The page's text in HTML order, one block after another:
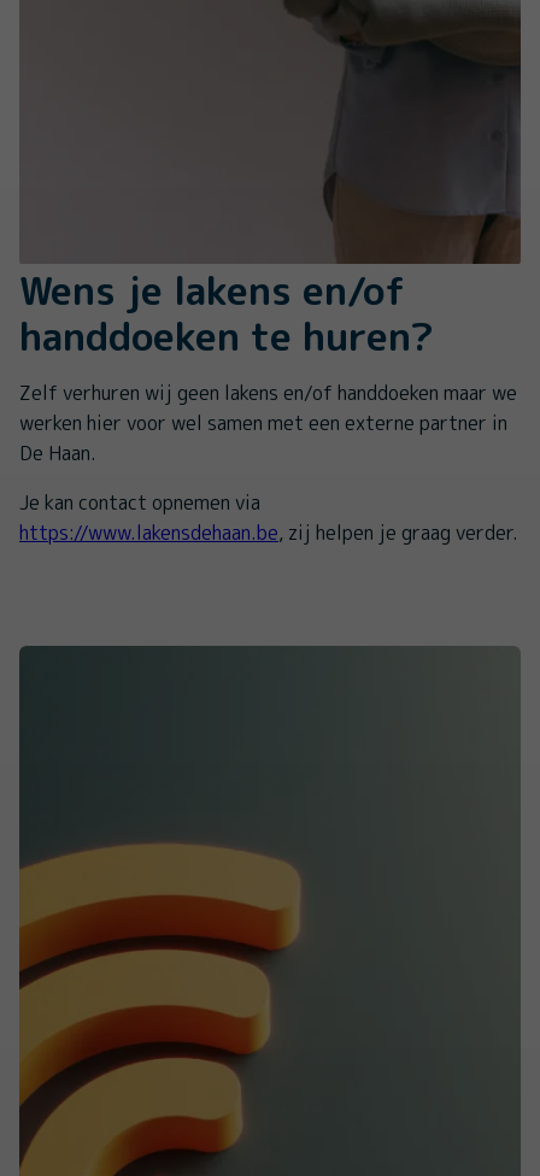
Wens je lakens en/of
handdoeken te huren?
Zelf verhuren wij geen lakens en/of handdoeken maar we
werken hier voor wel samen met een externe partner in
De Haan.
Je kan contact opnemen via
https://www.lakensdehaan.be, zij helpen je graag verder.